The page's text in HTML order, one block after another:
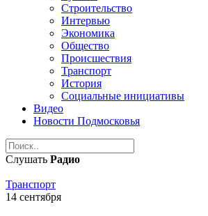
Строительство
Интервью
Экономика
Общество
Происшествия
Транспорт
История
Социальные инициативы
Видео
Новости Подмосковья
Слушать Радио
Транспорт
14 сентября